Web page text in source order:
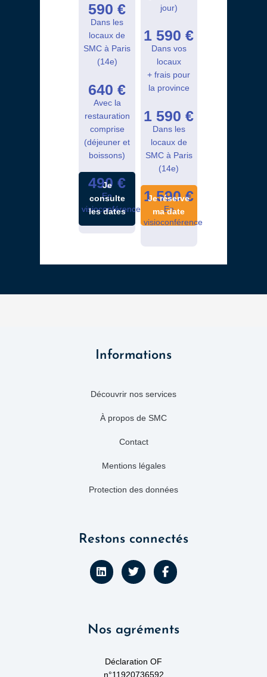
590 €
Dans les
locaux de
SMC à Paris
(14e)
640 €
Avec la
restauration
comprise
(déjeuner et
boissons)
490 €
En
visioconférence
Je
consulte
les dates
jour)
1 590 €
Dans vos
locaux
+ frais pour
la province
1 590 €
Dans les
locaux de
SMC à Paris
(14e)
1 590 €
En
visioconférence
Je réserve
ma date
Informations
Découvrir nos services
À propos de SMC
Contact
Mentions légales
Protection des données
Restons connectés
L
i
n
i
T
w
i
r
F
a
c
o
Nos agréments
Déclaration OF
n°11920736592